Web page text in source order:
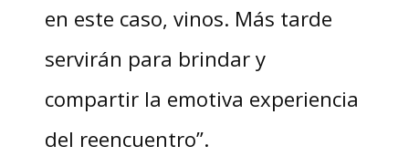
en este caso, vinos. Más tarde
servirán para brindar y
compartir la emotiva experiencia
del reencuentro”.